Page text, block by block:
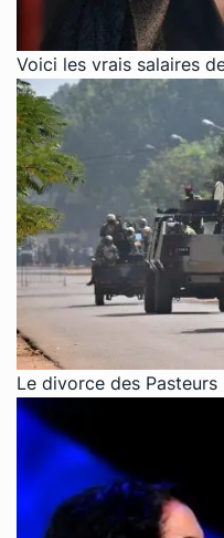
Voici les vrais salaires
Le divorce des Pasteurs